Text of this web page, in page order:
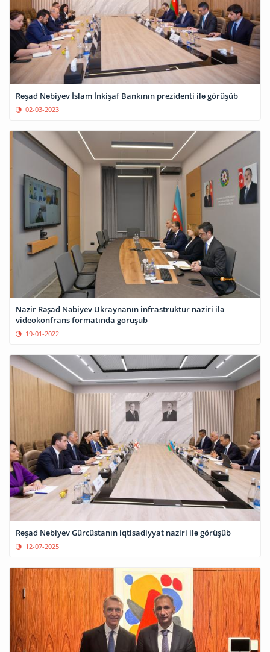
Rəşad Nəbiyev İslam İnkişaf Bankının prezidenti ilə görüşüb
02-03-2023
Nazir Rəşad Nəbiyev Ukraynanın infrastruktur naziri ilə
videokonfrans formatında görüşüb
19-01-2022
Rəşad Nəbiyev Gürcüstanın iqtisadiyyat naziri ilə görüşüb
12-07-2025